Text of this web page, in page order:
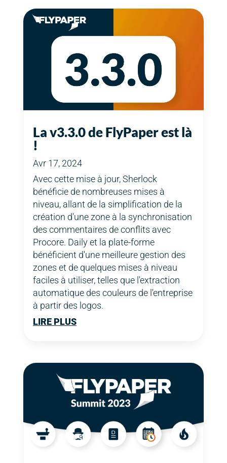
La v3.3.0 de FlyPaper est là
!
Avr 17, 2024
Avec cette mise à jour, Sherlock
bénéficie de nombreuses mises à
niveau, allant de la simplification de la
création d'une zone à la synchronisation
des commentaires de conflits avec
Procore. Daily et la plate-forme
bénéficient d'une meilleure gestion des
zones et de quelques mises à niveau
faciles à utiliser, telles que l'extraction
automatique des couleurs de l'entreprise
à partir des logos.
LIRE PLUS